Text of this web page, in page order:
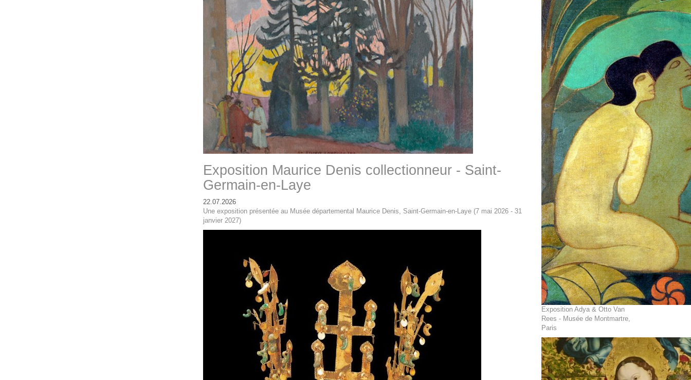
Exposition Maurice Denis collectionneur - Saint-
Germain-en-Laye
22.07.2026
Une exposition présentée au Musée départemental Maurice Denis, Saint-Germain-en-Laye (7 mai 2026 - 31
janvier 2027)
Exposition Adya & Otto Van
Rees - Musée de Montmartre,
Paris